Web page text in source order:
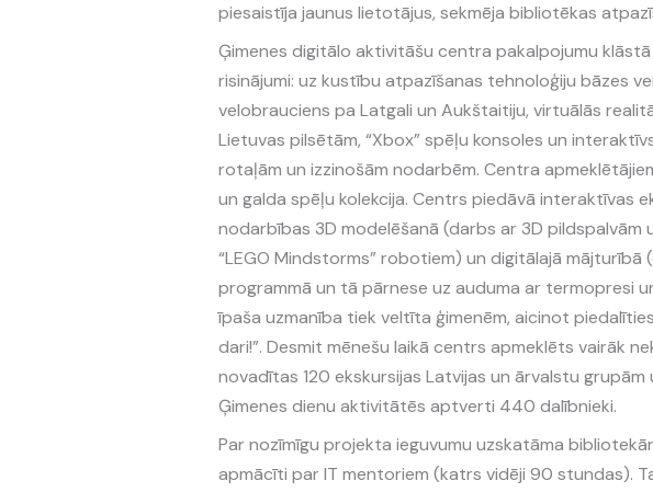
piesaistīja jaunus lietotājus, sekmēja bibliotēkas
Ģimenes digitālo aktivitāšu centra pakalpojumu
risinājumi: uz kustību atpazīšanas tehnoloģiju bāzes
velobrauciens pa Latgali un Aukštaitiju, virtuālās
Lietuvas pilsētām, “Xbox” spēļu konsoles un
rotaļām un izzinošām nodarbēm. Centra
un galda spēļu kolekcija. Centrs piedāvā interaktīvas
nodarbības 3D modelēšanā (darbs ar 3D
“LEGO Mindstorms” robotiem) un digitālajā mājturībā
programmā un tā pārnese uz auduma ar termopresi
īpaša uzmanība tiek veltīta ģimenēm, aicinot
dari!”. Desmit mēnešu laikā centrs apmeklēts vairāk
novadītas 120 ekskursijas Latvijas un ārvalstu
Ģimenes dienu aktivitātēs aptverti 440 dalībnieki.
Par nozīmīgu projekta ieguvumu uzskatāma
apmācīti par IT mentoriem (katrs vidēji 90 stundas).